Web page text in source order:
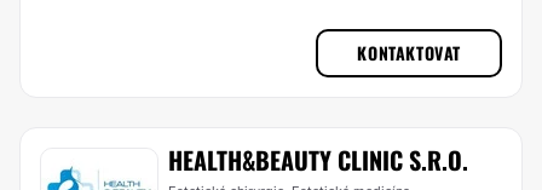
KONTAKTOVAT
HEALTH&BEAUTY CLINIC S.R.O.